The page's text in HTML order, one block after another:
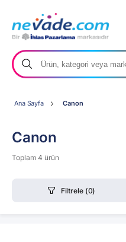
Ana Sayfa Canon
Canon
Toplam 4 ürün
Filtrele (0)